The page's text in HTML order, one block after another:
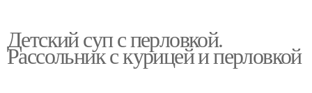
Детский суп с перловкой.
Рассольник с курицей и перловкой